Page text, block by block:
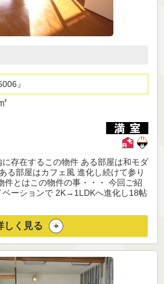
存在するこの物件 ある部屋は和モダ
る部屋はカフェ風 進化し続けて参り
件とはこの物件の事・・・ 今回ご紹
ベーションで 2K→1LDKへ進化し18帖
しく見る